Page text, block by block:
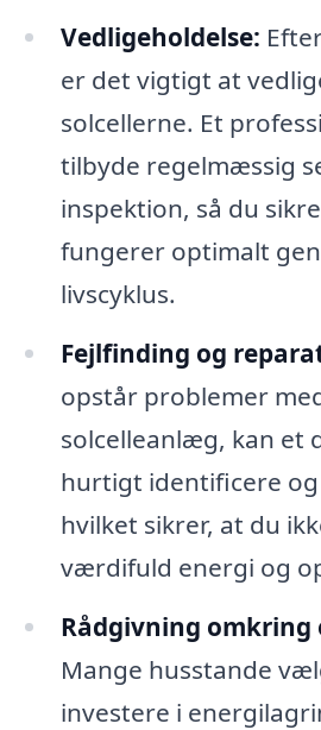
Vedligeholdelse:
er det vigtigt at
solcellerne. Et
tilbyde regelmæssig
inspektion, så du
fungerer optimalt
livscyklus.
Fejlfinding og
opstår problemer
solcelleanlæg, kan et
hurtigt identificere og
hvilket sikrer, at du
værdifuld energi og
Rådgivning
Mange husstande
investere i